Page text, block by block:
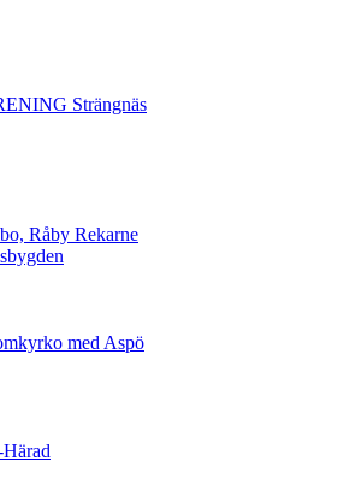
Strängnäs
Råby Rekarne
med Aspö